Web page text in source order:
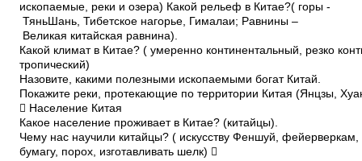
ископаемые, реки и озера) Какой рельеф в Китае?( горы ­
Тянь­Шань, Тибетское нагорье, Гималаи; Равнины –
Великая китайская равнина).
Какой климат в Китае? ( умеренно континентальный, резко
тропический)
Назовите, какими полезными ископаемыми богат Китай.
Покажите реки, протекающие по территории Китая (Янцзы,
 Население Китая
Какое население проживает в Китае? (китайцы).
Чему нас научили китайцы? ( искусству Феншуй,
бумагу, порох, изготавливать шелк) 